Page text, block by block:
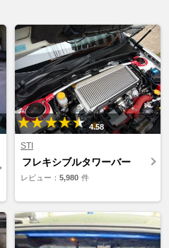
4.58
STI
フレキシブルタワーバー
レビュー： 5,980 件